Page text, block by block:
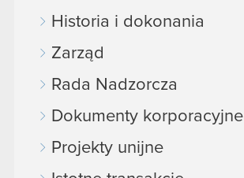
Historia i dokonania
Zarząd
Rada Nadzorcza
Dokumenty korporacyjne
Projekty unijne